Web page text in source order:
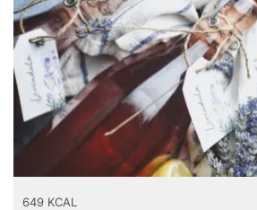
649 KCAL